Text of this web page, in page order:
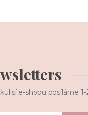
e-shopu posíláme 1-